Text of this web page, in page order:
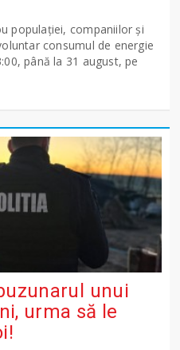
populației, companiilor și
consumul de energie
până la 31 august, pe
unui
urma să le